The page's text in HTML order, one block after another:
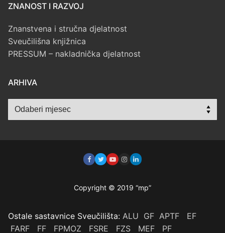
ZNANOST I RAZVOJ
Znanstvena i stručna djelatnost
Sveučilišna knjižnica
PRESSUM – nakladnička djelatnost
ARHIVA
Arhiva
Copyright © 2019 “mp”
Ostale sastavnice Sveučilišta: ALU GF APTF
EF
FARF
FF FPMOZ FSRE FZS MEF PF